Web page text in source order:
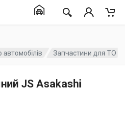
Запчастини для ТО
JS Asakashi